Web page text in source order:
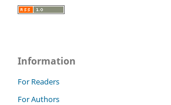
Information
For Readers
For Authors